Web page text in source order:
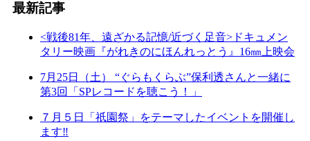
最新記事
<戦後81年、遠ざかる記憶/近づく足音>ドキュメン
タリー映画『がれきのにほんれっとう』16㎜上映会
7月25日（土） “ぐらもくらぶ”保利透さんと一緒に
第3回「SPレコードを聴こう！」
７月５日「祇園祭」をテーマしたイベントを開催し
ます‼